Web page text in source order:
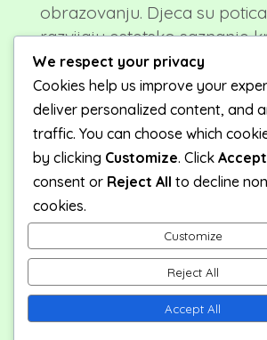
obrazovanju. Djeca su
razvijaju estetsko saznanje
boja, oblika i detalja prilikom
pisanica.
–Poticanje Suradnje i
Radionice izrade pisanica
suradnju među djecom,
dijeljenje ideja i zajedničko
pridonosi razvoju socijalnih
timskog duha.
–Slavlje Proljetnog
stvaranje proljetnih pisanica,
We respect your privacy
Cookies help us improve your
deliver personalized content, and
traffic. You can choose which
by clicking Customize. Click
consent or Reject All to decline
cookies.
Customize
Reject All
Accept All